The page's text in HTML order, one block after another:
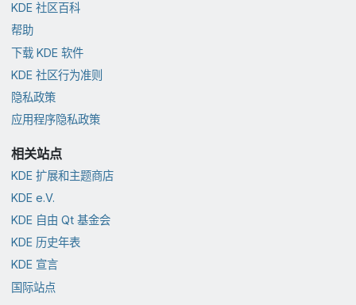
KDE 社区百科
帮助
下载 KDE 软件
KDE 社区行为准则
隐私政策
应用程序隐私政策
相关站点
KDE 扩展和主题商店
KDE e.V.
KDE 自由 Qt 基金会
KDE 历史年表
KDE 宣言
国际站点